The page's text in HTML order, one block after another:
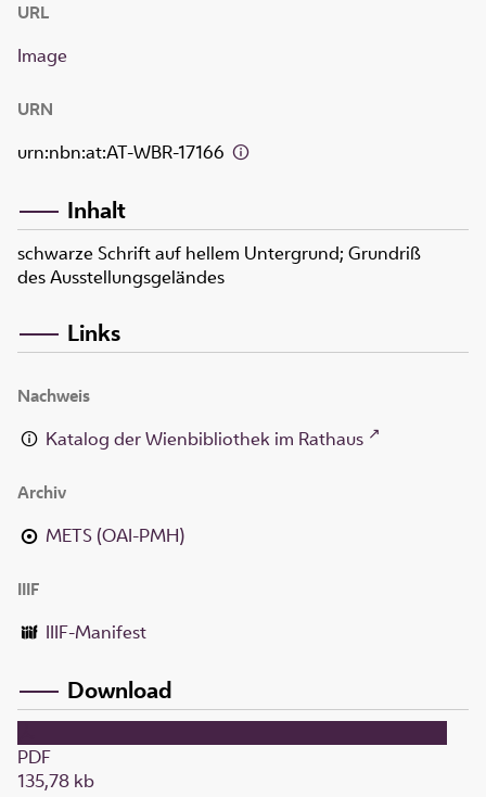
URL
Image
URN
urn:nbn:at:AT-WBR-17166
Inhalt
schwarze Schrift auf hellem Untergrund; Grundriß
des Ausstellungsgeländes
Links
Nachweis
Katalog der Wienbibliothek im Rathaus
Archiv
METS (OAI-PMH)
IIIF
IIIF-Manifest
Download
PDF
135,78 kb